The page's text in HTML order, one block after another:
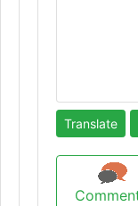
Translate